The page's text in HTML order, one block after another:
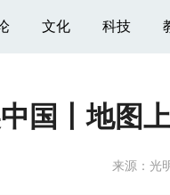
文化 科技
国丨地图
来源： 光